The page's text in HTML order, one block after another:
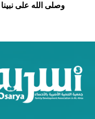
وصلى الله على